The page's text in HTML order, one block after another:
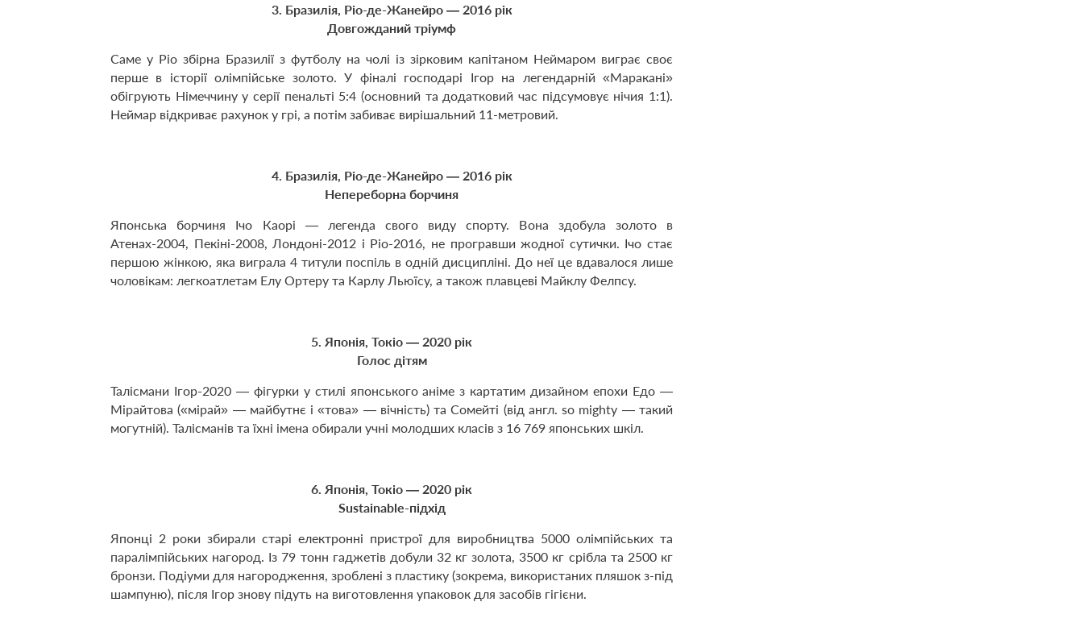
3. Бразилія, Ріо-де-Жанейро — 2016 рік
Довгожданий тріумф
Саме у Ріо збірна Бразилії з футболу на чолі із зірковим капітаном Неймаром виграє своє
перше в історії олімпійське золото. У фіналі господарі Ігор на легендарній «Маракані»
обігрують Німеччину у серії пенальті 5:4 (основний та додатковий час підсумовує нічия 1:1).
Неймар відкриває рахунок у грі, а потім забиває вирішальний 11-метровий.
4. Бразилія, Ріо-де-Жанейро — 2016 рік
Непереборна борчиня
Японська борчиня Ічо Каорі — легенда свого виду спорту. Вона здобула золото в
Атенах-2004, Пекіні-2008, Лондоні-2012 і Ріо-2016, не програвши жодної сутички. Ічо стає
першою жінкою, яка виграла 4 титули поспіль в одній дисципліні. До неї це вдавалося лише
чоловікам: легкоатлетам Елу Ортеру та Карлу Льюїсу, а також плавцеві Майклу Фелпсу.
5. Японія, Токіо — 2020 рік
Голос дітям
Талісмани Ігор-2020 — фігурки у стилі японського аніме з картатим дизайном епохи Едо —
Мірайтова («мірай» — майбутнє і «това» — вічність) та Сомейті (від англ. so mighty — такий
могутній). Талісманів та їхні імена обирали учні молодших класів з 16 769 японських шкіл.
6. Японія, Токіо — 2020 рік
Sustainable-підхід
Японці 2 роки збирали старі електронні пристрої для виробництва 5000 олімпійських та
паралімпійських нагород. Із 79 тонн гаджетів добули 32 кг золота, 3500 кг срібла та 2500 кг
бронзи. Подіуми для нагородження, зроблені з пластику (зокрема, використаних пляшок з-під
шампуню), після Ігор знову підуть на виготовлення упаковок для засобів гігієни.